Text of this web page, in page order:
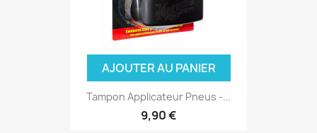
AJOUTER AU PANIER
Tampon Applicateur Pneus -...
9,90 €